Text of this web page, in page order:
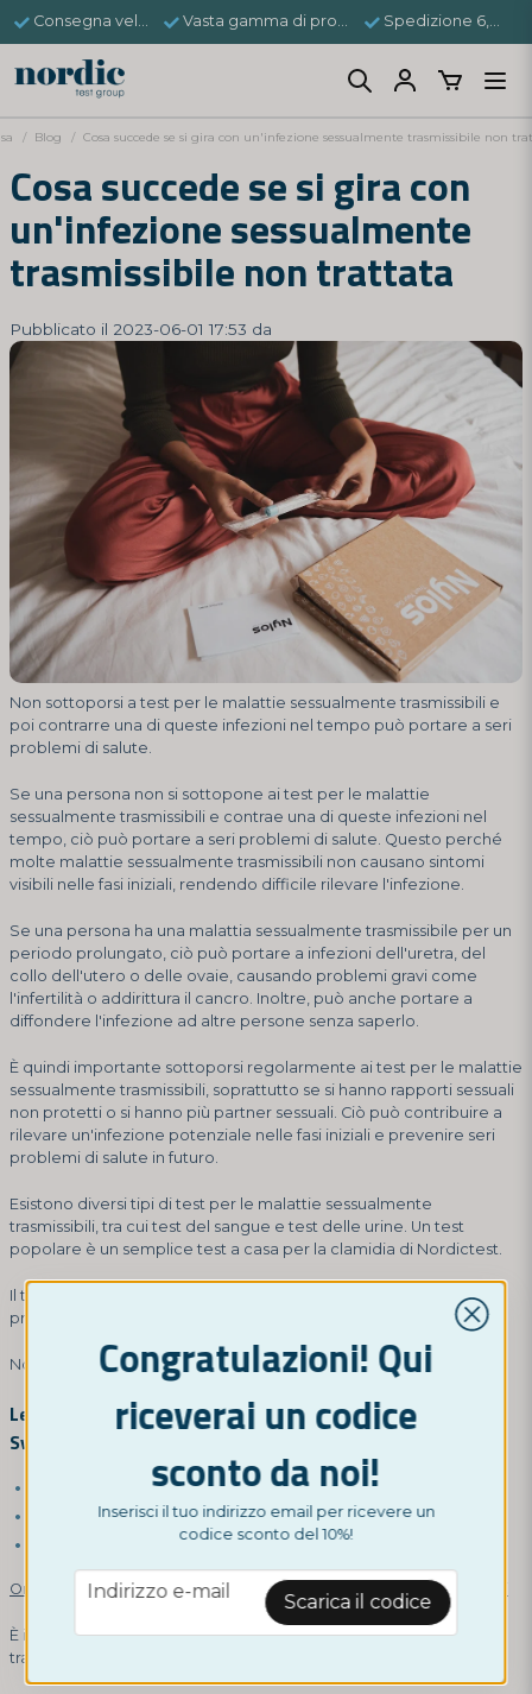
Consegna veloce Vasta gamma di prodotti Spedizione 6,95 €
Blog Cosa succede se si gira con un'infezione sessualmente trasmissibile non
Cosa succede se si gira con
un'infezione sessualmente
trasmissibile non trattata
Pubblicato il 2023-06-01 17:53 da
Non sottoporsi a test per le malattie sessualmente trasmissibili e
poi contrarre una di queste infezioni nel tempo può portare a seri
problemi di salute.
Se una persona non si sottopone ai test per le malattie
sessualmente trasmissibili e contrae una di queste infezioni nel
tempo, ciò può portare a seri problemi di salute. Questo perché
molte malattie sessualmente trasmissibili non causano sintomi
visibili nelle fasi iniziali, rendendo difficile rilevare l'infezione.
Se una persona ha una malattia sessualmente trasmissibile per un
periodo prolungato, ciò può portare a infezioni dell'uretra, del
collo dell'utero o delle ovaie, causando problemi gravi come
l'infertilità o addirittura il cancro. Inoltre, può anche portare a
diffondere l'infezione ad altre persone senza saperlo.
È quindi importante sottoporsi regolarmente ai test per le malattie
sessualmente trasmissibili, soprattutto se si hanno rapporti sessuali
non protetti o si hanno più partner sessuali. Ciò può contribuire a
rilevare un'infezione potenziale nelle fasi iniziali e prevenire seri
problemi di salute in futuro.
Esistono diversi tipi di test per le malattie sessualmente
trasmissibili, tra cui test del sangue e test delle urine. Un test
popolare è un semplice test a casa per la clamidia di Nordictest.
Il test può essere eseguito facilmente a casa senza esperienza
precedente grazie alle istruzioni incluse.
Nordictest offre anche test fai-da-te per la gonorrea e la sifilide.
Le malattie sessualmente trasmissibili più comuni in
Svezia sono:
Gonorrea
Ordina un test multiplo per tre malattie sessualmente trasmissibili
È importante notare che esistono diverse malattie sessualmente
trasmissibili che richiedono test specifici.
Congratulazioni! Qui
riceverai un codice
sconto da noi!
Inserisci il tuo indirizzo email per ricevere un
codice sconto del 10%!
email
Indirizzo e-mail Scarica il codice